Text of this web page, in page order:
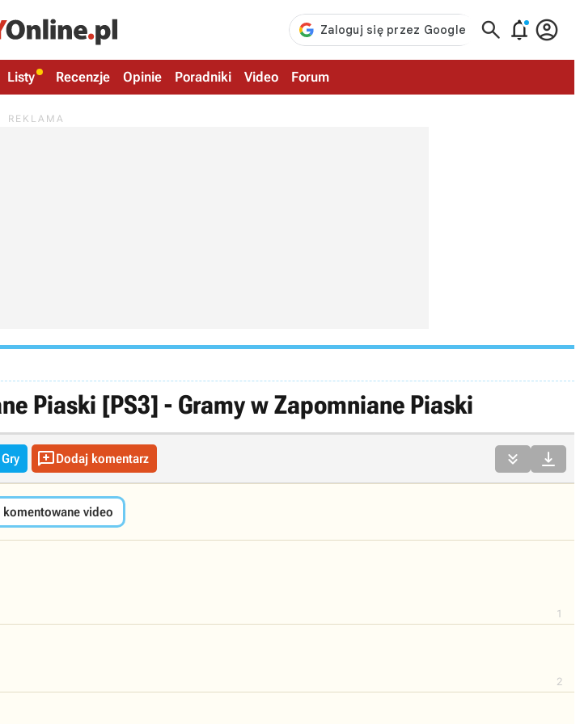
  
Listy Recenzje Opinie Poradniki Video Forum
Piaski [PS3] - Gramy w Zapomniane Piaski
Dodaj komentarz  
komentowane video
1
2